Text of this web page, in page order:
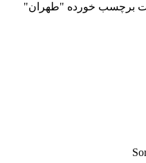
برچسب خورده "طهران"